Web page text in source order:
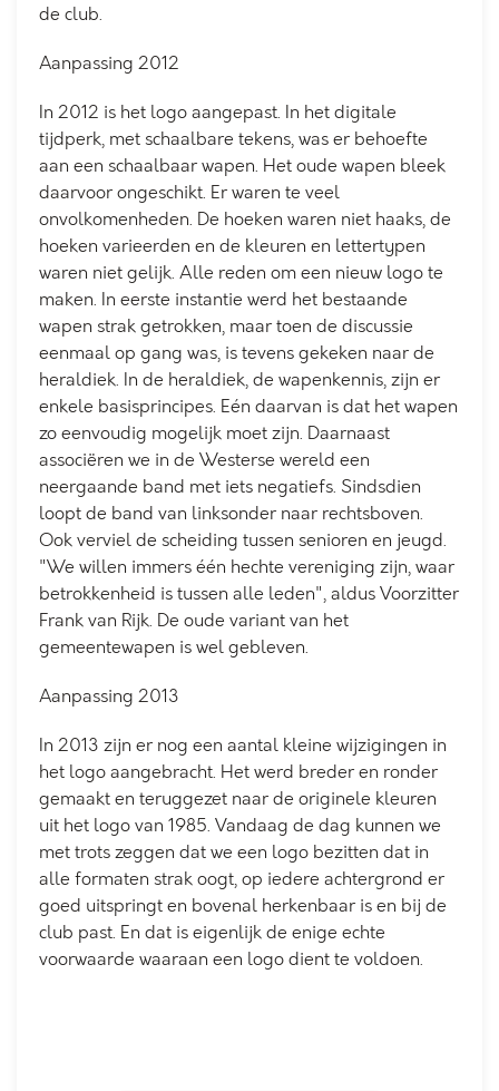
de club.
Aanpassing 2012
In 2012 is het logo aangepast. In het digitale
tijdperk, met schaalbare tekens, was er behoefte
aan een schaalbaar wapen. Het oude wapen bleek
daarvoor ongeschikt. Er waren te veel
onvolkomenheden. De hoeken waren niet haaks, de
hoeken varieerden en de kleuren en lettertypen
waren niet gelijk. Alle reden om een nieuw logo te
maken. In eerste instantie werd het bestaande
wapen strak getrokken, maar toen de discussie
eenmaal op gang was, is tevens gekeken naar de
heraldiek. In de heraldiek, de wapenkennis, zijn er
enkele basisprincipes. Eén daarvan is dat het wapen
zo eenvoudig mogelijk moet zijn. Daarnaast
associëren we in de Westerse wereld een
neergaande band met iets negatiefs. Sindsdien
loopt de band van linksonder naar rechtsboven.
Ook verviel de scheiding tussen senioren en jeugd.
"We willen immers één hechte vereniging zijn, waar
betrokkenheid is tussen alle leden", aldus Voorzitter
Frank van Rijk. De oude variant van het
gemeentewapen is wel gebleven.
Aanpassing 2013
In 2013 zijn er nog een aantal kleine wijzigingen in
het logo aangebracht. Het werd breder en ronder
gemaakt en teruggezet naar de originele kleuren
uit het logo van 1985. Vandaag de dag kunnen we
met trots zeggen dat we een logo bezitten dat in
alle formaten strak oogt, op iedere achtergrond er
goed uitspringt en bovenal herkenbaar is en bij de
club past. En dat is eigenlijk de enige echte
voorwaarde waaraan een logo dient te voldoen.